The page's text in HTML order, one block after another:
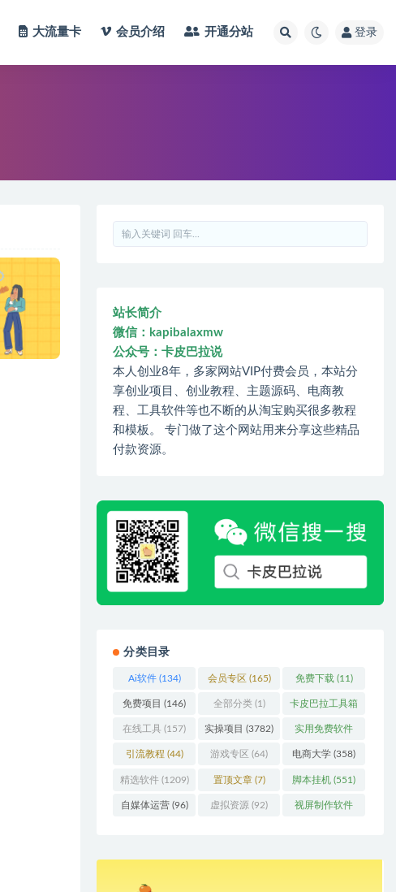
大流量卡 会员介绍 开通分站 登录
站长简介
微信：kapibalaxmw
公众号：卡皮巴拉说
本人创业8年，多家网站VIP付费会员，本站分
享创业项目、创业教程、主题源码、电商教
程、工具软件等也不断的从淘宝购买很多教程
和模板。 专门做了这个网站用来分享这些精品
付款资源。
分类目录
Ai软件(134) 会员专区 (165) 免费下载 (11)
免费项目 (146) 全部分类(1) 卡皮巴拉工具箱
(3)
在线工具 (157) 实操项目 (3782) 实用免费软件
(415)
引流教程 (44) 游戏专区 (64) 电商大学 (358)
精选软件(1209) 置顶文章(7) 脚本挂机 (551)
自媒体运营(96) 虚拟资源 (92) 视屏制作软件